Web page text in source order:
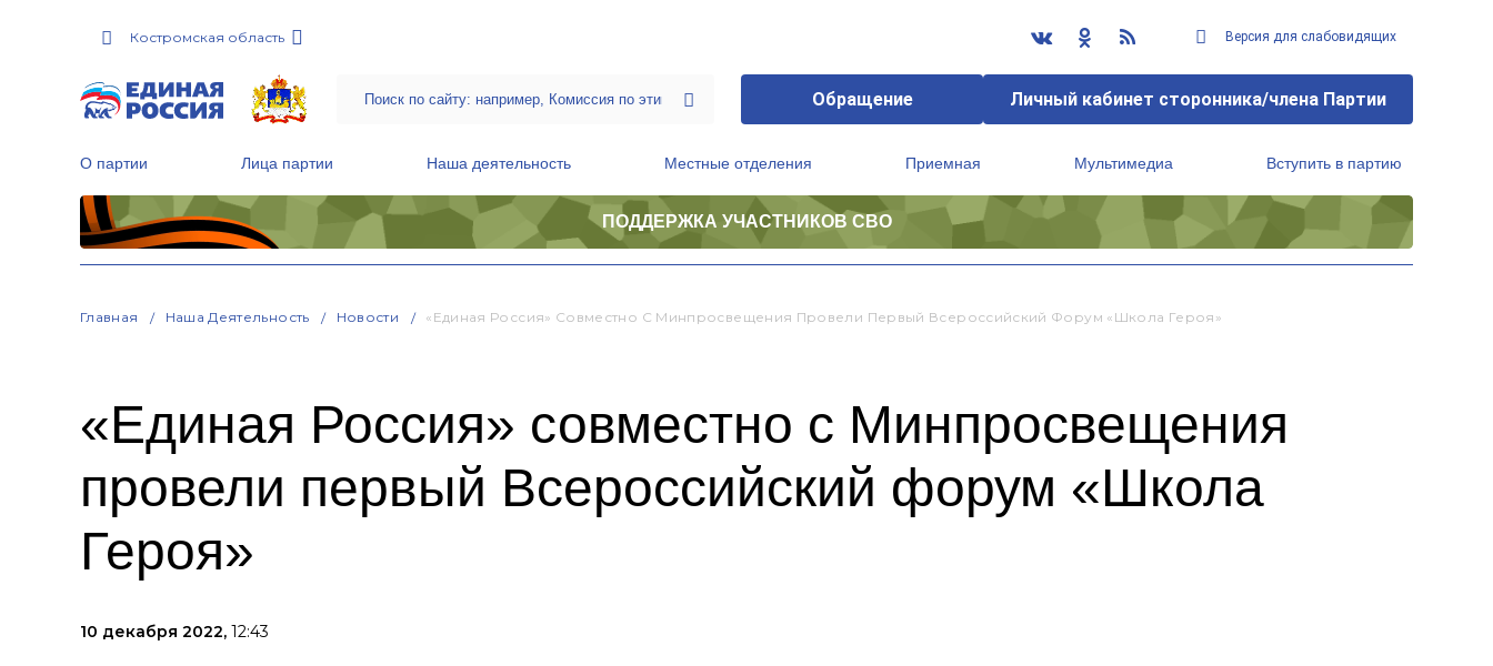
Костромская область Версия для слабовидящих
Обращение Личный кабинет сторонника/члена Партии
О партии Лица партии Наша деятельность Местные отделения Приемная Мультимедиа Вступить в партию
ПОДДЕРЖКА УЧАСТНИКОВ СВО
Главная Наша Деятельность Новости «Единая Россия» Совместно С Минпросвещения Провели Первый Всероссийский Форум «Школа Героя»
«Единая Россия» совместно с Минпросвещения
провели первый Всероссийский форум «Школа
Героя»
10 декабря 2022, 12:43